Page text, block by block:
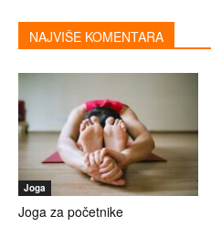
NAJVIŠE KOMENTARA
Joga
Joga za početnike